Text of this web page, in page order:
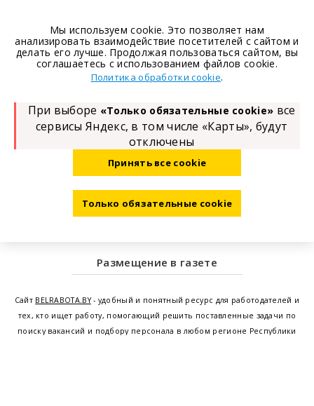
Размещение в газете
Сайт BELRABOTA.BY- удобный и понятный ресурс для работодателей и
тех, кто ищет работу, помогающий решить поставленные задачи по
поиску вакансий и подбору персонала в любом регионе Республики
Мы используем cookie. Это позволяет нам
анализировать взаимодействие посетителей с сайтом и
делать его лучше. Продолжая пользоваться сайтом, вы
соглашаетесь с использованием файлов cookie.
Политика обработки cookie.
При выборе «Только обязательные cookie» все
сервисы Яндекс, в том числе «Карты», будут
отключены
Принять все cookie
Только обязательные cookie